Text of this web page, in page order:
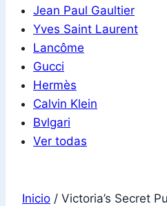
Jean Paul Gaultier
Yves Saint Laurent
Lancôme
Gucci
Hermès
Calvin Klein
Bvlgari
Ver todas
Inicio / Victoria’s Secret